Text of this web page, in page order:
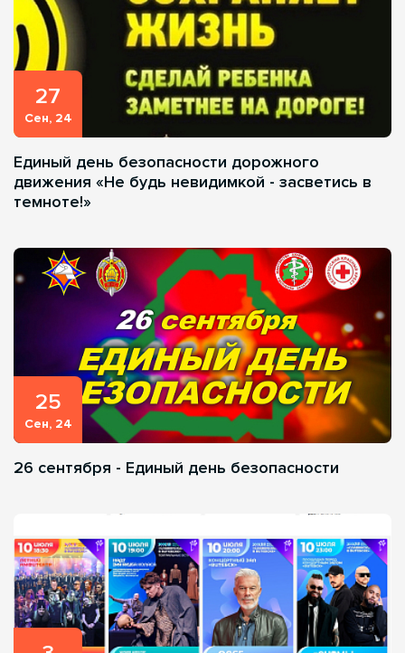
27
Сен, 24
Единый день безопасности дорожного
движения «Не будь невидимкой - засветись в
темноте!»
25
Сен, 24
26 сентября - Единый день безопасности